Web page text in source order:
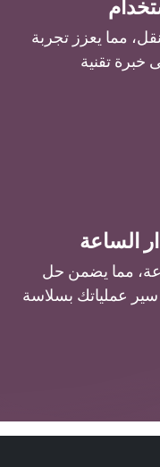
مما يعزز تجربة
الساعة
مما يضمن حل